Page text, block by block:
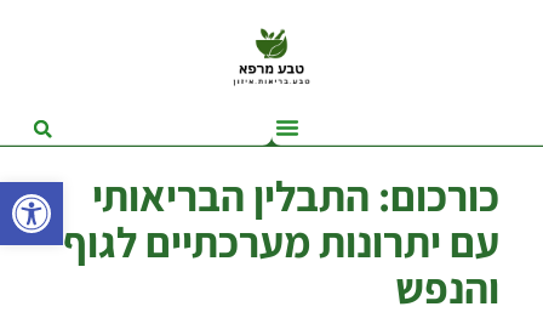
פתח
כורכום: התבלין הבריאותי
עם יתרונות מערכתיים לגוף
והנפש